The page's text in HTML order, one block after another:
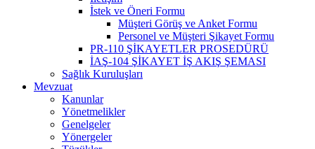
İstek ve Öneri Formu
Müşteri Görüş ve Anket Formu
Personel ve Müşteri Şikayet Formu
PR-110 ŞİKAYETLER PROSEDÜRÜ
İAŞ-104 ŞİKAYET İŞ AKIŞ ŞEMASI
Sağlık Kuruluşları
Mevzuat
Kanunlar
Yönetmelikler
Genelgeler
Yönergeler